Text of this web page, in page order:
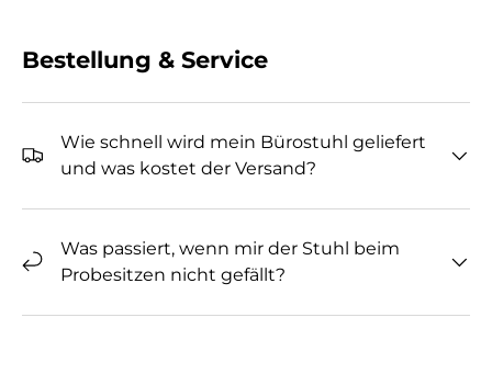
Bestellung & Service
Wie schnell wird mein Bürostuhl geliefert
und was kostet der Versand?
Was passiert, wenn mir der Stuhl beim
Probesitzen nicht gefällt?